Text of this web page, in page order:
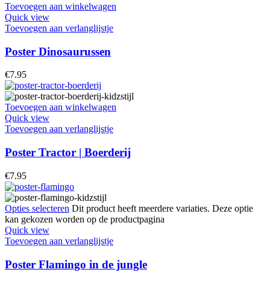
Toevoegen aan winkelwagen
Quick view
Toevoegen aan verlanglijstje
Poster Dinosaurussen
€7.95
Toevoegen aan winkelwagen
Quick view
Toevoegen aan verlanglijstje
Poster Tractor | Boerderij
€7.95
Opties selecteren Dit product heeft meerdere variaties. Deze optie
kan gekozen worden op de productpagina
Quick view
Toevoegen aan verlanglijstje
Poster Flamingo in de jungle